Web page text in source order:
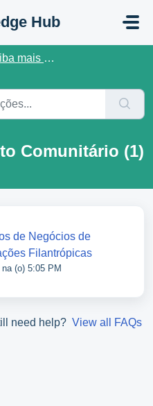
Hub
as Normas V1.6 da B Lab
Comunitário (1)
de Negócios de
Filantrópicas
(o) 5:05 PM
need help? View all FAQs